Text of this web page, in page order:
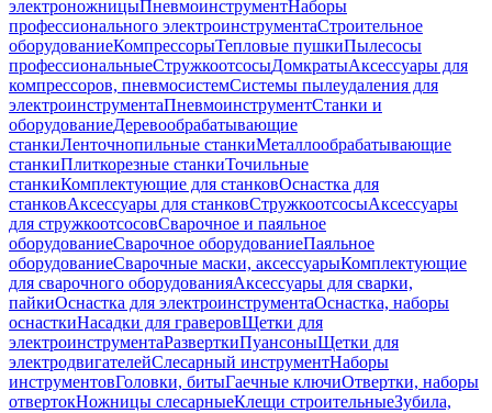
электроножницыПневмоинструментНаборы
профессионального электроинструментаСтроительное
оборудованиеКомпрессорыТепловые пушкиПылесосы
профессиональныеСтружкоотсосыДомкратыАксессуары для
компрессоров, пневмосистемСистемы пылеудаления для
электроинструментаПневмоинструментСтанки и
оборудованиеДеревообрабатывающие
станкиЛенточнопильные станкиМеталлообрабатывающие
станкиПлиткорезные станкиТочильные
станкиКомплектующие для станковОснастка для
станковАксессуары для станковСтружкоотсосыАксессуары
для стружкоотсосовСварочное и паяльное
оборудованиеСварочное оборудованиеПаяльное
оборудованиеСварочные маски, аксессуарыКомплектующие
для сварочного оборудованияАксессуары для сварки,
пайкиОснастка для электроинструментаОснастка, наборы
оснасткиНасадки для граверовЩетки для
электроинструментаРазверткиПуансоныЩетки для
электродвигателейСлесарный инструментНаборы
инструментовГоловки, битыГаечные ключиОтвертки, наборы
отвертокНожницы слесарныеКлещи строительныеЗубила,